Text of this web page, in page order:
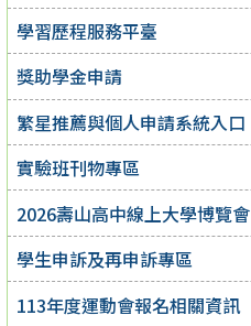
學習歷程服務平臺
獎助學金申請
繁星推薦與個人申請系統入口
實驗班刊物專區
2026壽山高中線上大學博覽會
學生申訴及再申訴專區
113年度運動會報名相關資訊